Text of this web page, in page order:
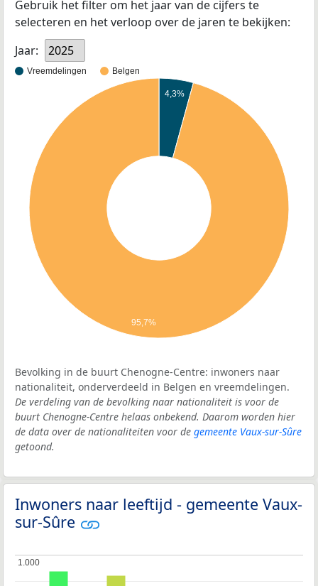
Gebruik het filter om het jaar van de cijfers te
selecteren en het verloop over de jaren te bekijken:
Jaar:
2025
Vreemdelingen Belgen
4,3%
95,7%
Bevolking in de buurt Chenogne-Centre: inwoners naar
nationaliteit, onderverdeeld in Belgen en vreemdelingen.
De verdeling van de bevolking naar nationaliteit is voor de
buurt Chenogne-Centre helaas onbekend. Daarom worden hier
de data over de nationaliteiten voor de gemeente Vaux-sur-Sûre
getoond.
Inwoners naar leeftijd - gemeente Vaux-
sur-Sûre
1.000
1.000